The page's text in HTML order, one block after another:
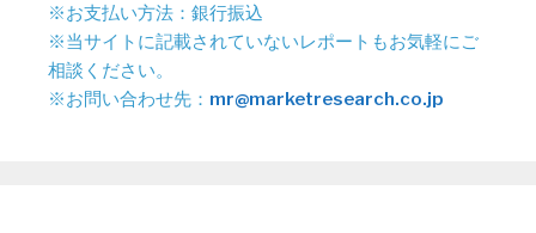
※お支払い方法：銀行振込
※当サイトに記載されていないレポートもお気軽にご
相談ください。
※お問い合わせ先： mr@marketresearch.co.jp